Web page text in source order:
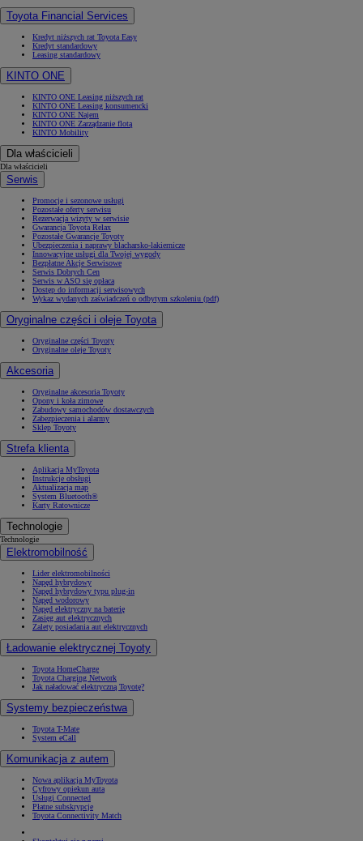
Toyota Financial Services
Kredyt niższych rat Toyota Easy
Kredyt standardowy
Leasing standardowy
KINTO ONE
KINTO ONE Leasing niższych rat
KINTO ONE Leasing konsumencki
KINTO ONE Najem
KINTO ONE Zarządzanie flotą
KINTO Mobility
Dla właścicieli
Dla właścicieli
Serwis
Promocje i sezonowe usługi
Pozostałe oferty serwisu
Rezerwacja wizyty w serwisie
Gwarancja Toyota Relax
Pozostałe Gwarancje Toyoty
Ubezpieczenia i naprawy blacharsko-lakiernicze
Innowacyjne usługi dla Twojej wygody
Bezpłatne Akcje Serwisowe
Serwis Dobrych Cen
Serwis w ASO się opłaca
Dostęp do informacji serwisowych
Wykaz wydanych zaświadczeń o odbytym szkoleniu (pdf)
Oryginalne części i oleje Toyota
Oryginalne części Toyoty
Oryginalne oleje Toyoty
Akcesoria
Oryginalne akcesoria Toyoty
Opony i koła zimowe
Zabudowy samochodów dostawczych
Zabezpieczenia i alarmy
Sklep Toyoty
Strefa klienta
Aplikacja MyToyota
Instrukcje obsługi
Aktualizacja map
System Bluetooth®
Karty Ratownicze
Technologie
Technologie
Elektromobilność
Lider elektromobilności
Napęd hybrydowy
Napęd hybrydowy typu plug-in
Napęd wodorowy
Napęd elektryczny na baterię
Zasięg aut elektrycznych
Zalety posiadania aut elektrycznych
Ładowanie elektrycznej Toyoty
Toyota HomeCharge
Toyota Charging Network
Jak naładować elektryczną Toyotę?
Systemy bezpieczeństwa
Toyota T-Mate
System eCall
Komunikacja z autem
Nowa aplikacja MyToyota
Cyfrowy opiekun auta
Usługi Connected
Płatne subskrypcje
Toyota Connectivity Match